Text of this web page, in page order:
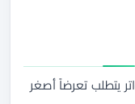
يتطلب تعرضاً أصغر